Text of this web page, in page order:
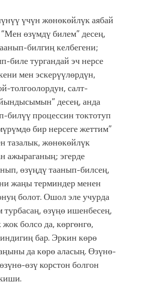
үчүн жөнөкөйлүк аябай
өзүмдү билем” десең,
билгиң келбегени;
биле тургандай эч нерсе
мен эскерүүлөрдүн,
толгоолордун, салт-
десең, анда
билүү процессин токтотуп
бир нерсеге жеттим”
тазалык, жөнөкөйлүк
ажыраганың; эгерде
өзүңдү таанып-билсең,
жаңы терминдер менен
болот. Ошол эле учурда
турбасаң, өзүңө ишенбесең,
болсо да, көргөнгө,
бар. Эркин көрө
да көрө аласың. Өзүнө-
өзү корстон болгон